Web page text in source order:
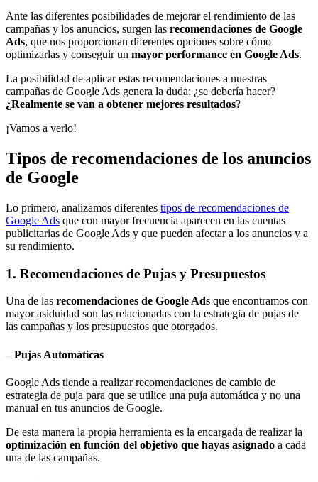
Ante las diferentes posibilidades de mejorar el rendimiento de las
campañas y los anuncios, surgen las recomendaciones de Google
Ads, que nos proporcionan diferentes opciones sobre cómo
optimizarlas y conseguir un mayor performance en Google Ads.
La posibilidad de aplicar estas recomendaciones a nuestras
campañas de Google Ads genera la duda: ¿se debería hacer?
¿Realmente se van a obtener mejores resultados?
¡Vamos a verlo!
Tipos de recomendaciones de los anuncios
de Google
Lo primero, analizamos diferentes tipos de recomendaciones de
Google Ads que con mayor frecuencia aparecen en las cuentas
publicitarias de Google Ads y que pueden afectar a los anuncios y a
su rendimiento.
1. Recomendaciones de Pujas y Presupuestos
Una de las recomendaciones de Google Ads que encontramos con
mayor asiduidad son las relacionadas con la estrategia de pujas de
las campañas y los presupuestos que otorgados.
– Pujas Automáticas
Google Ads tiende a realizar recomendaciones de cambio de
estrategia de puja para que se utilice una puja automática y no una
manual en tus anuncios de Google.
De esta manera la propia herramienta es la encargada de realizar la
optimización en función del objetivo que hayas asignado a cada
una de las campañas.